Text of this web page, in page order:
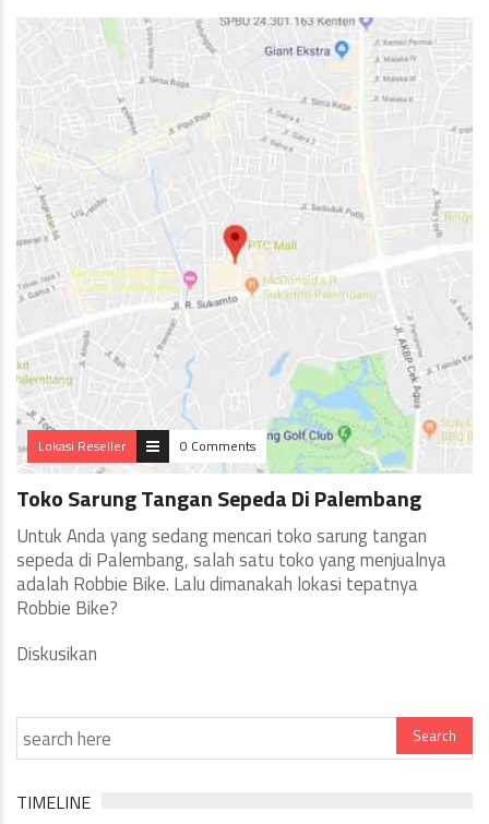
Lokasi Reseller 0 Comments
Toko Sarung Tangan Sepeda Di Palembang
Untuk Anda yang sedang mencari toko sarung tangan
sepeda di Palembang, salah satu toko yang menjualnya
adalah Robbie Bike. Lalu dimanakah lokasi tepatnya
Robbie Bike?
Diskusikan
TIMELINE